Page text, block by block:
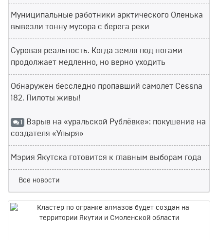
Муниципальные работники арктического Оленька
вывезли тонну мусора с берега реки
Суровая реальность. Когда земля под ногами
продолжает медленно, но верно уходить
Обнаружен бесследно пропавший самолет Cessna
182. Пилоты живы!
1 Взрыв на «уральской Рублёвке»: покушение на
создателя «Упыря»
Мэрия Якутска готовится к главным выборам года
Все новости